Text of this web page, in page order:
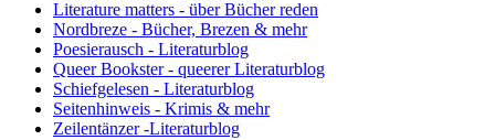
Literature matters - über Bücher reden
Nordbreze - Bücher, Brezen & mehr
Poesierausch - Literaturblog
Queer Bookster - queerer Literaturblog
Schiefgelesen - Literaturblog
Seitenhinweis - Krimis & mehr
Zeilentänzer -Literaturblog